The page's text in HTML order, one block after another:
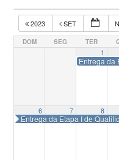
2023 SET
DOM SEG TER
1
Entrega da
6
Entrega da Etapa I de
7 8